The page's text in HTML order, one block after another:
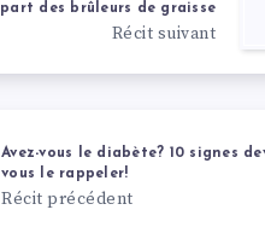
des brûleurs de graisse
Récit suivant
Avez-vous le diabète? 10 signes
vous le rappeler!
Récit précédent